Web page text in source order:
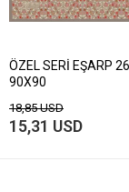
ÖZEL SERİ EŞARP
90X90
18,85 USD
15,31 USD